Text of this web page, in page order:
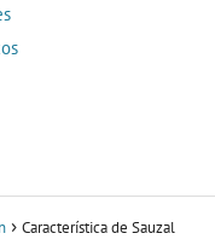
Característica de Sauzal